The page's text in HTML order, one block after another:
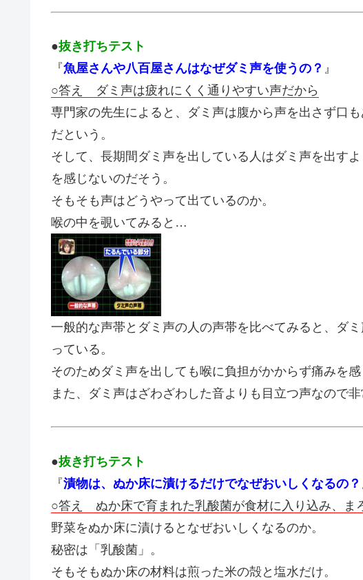
●抜き打ちテスト
『魚屋さんや八百屋さんはなぜダミ声を使うの？ 』
○答え ダミ声は疲れにくく通りやすい声だから
専門家の先生によると、ダミ声は腹から声を出さず口
だという。
そして、長期間ダミ声を出している人はダミ声を出す
を感じないのだそう。
そもそも声はどうやって出ているのか。
喉の中を覗いてみると…
一般的な声帯とダミ声の人の声帯を比べてみると、ダ
っている。
そのためダミ声を出しても喉に負担がかからず痛みを感
また、ダミ声はざわざわした音よりも目立つ声なので
●抜き打ちテスト
『漬物は、ぬか床に漬けるだけでなぜおいしくなるの？
○答え ぬか床で育まれた乳酸菌が食材に入り込み、ま
野菜をぬか床に漬けるとなぜおいしくなるのか。
秘密は「 乳酸菌 」。
そもそもぬか床の材料は煎った米の殻と塩水だけ。